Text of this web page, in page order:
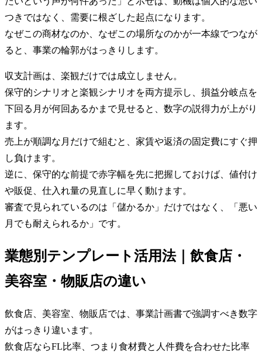
つきではなく、需要に根ざした起点になります。
なぜこの商材なのか、なぜこの場所なのかが一本線でつなが
ると、事業の輪郭がはっきりします。
収支計画は、楽観だけでは成立しません。
保守的シナリオと楽観シナリオを両方提示し、損益分岐点を
下回る月が何回あるかまで見せると、数字の説得力が上がり
ます。
売上が順調な月だけで組むと、家賃や返済の固定費にすぐ押
し負けます。
逆に、保守的な前提で赤字幅を先に把握しておけば、値付け
や販促、仕入れ量の見直しに早く動けます。
審査で見られているのは「儲かるか」だけではなく、「悪い
月でも耐えられるか」です。
業態別テンプレート活用法｜飲食店・
美容室・物販店の違い
飲食店、美容室、物販店では、事業計画書で強調すべき数字
がはっきり違います。
飲食店ならFL比率、つまり食材費と人件費を合わせた比率